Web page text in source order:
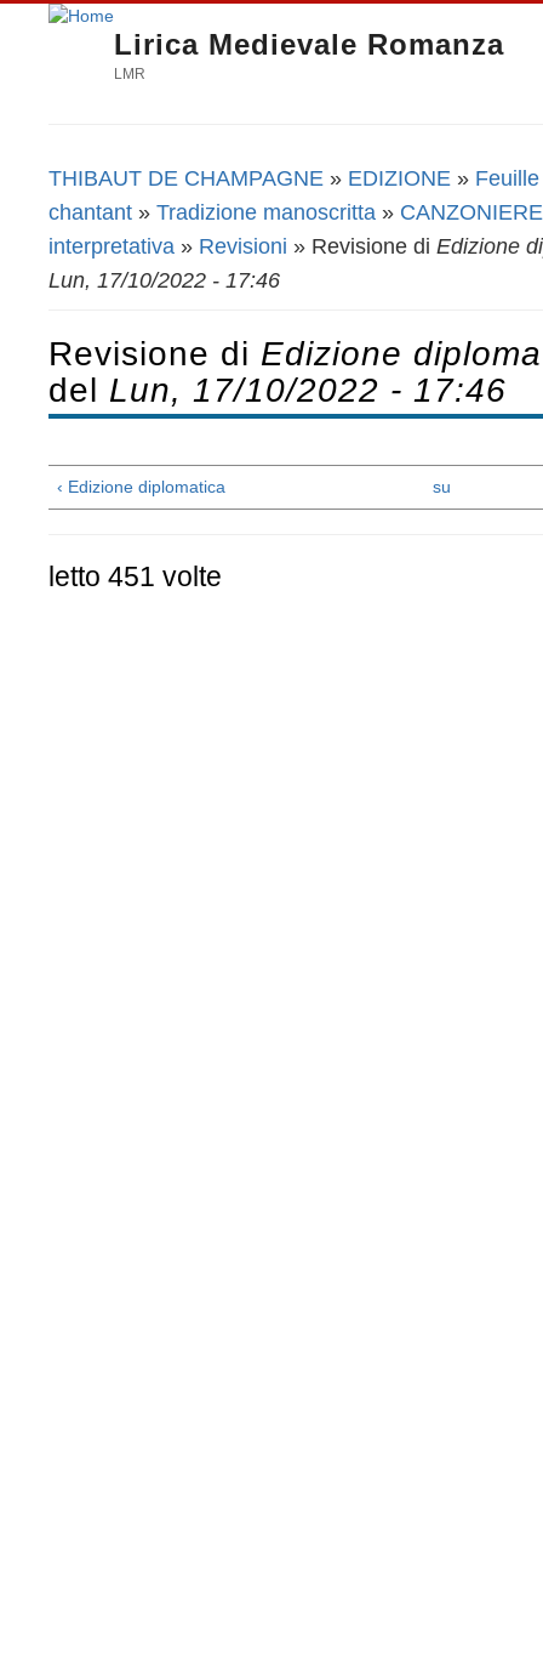
Lirica Medievale Romanza
LMR
Tu sei qui
THIBAUT DE CHAMPAGNE » EDIZIONE »
chantant » Tradizione manoscritta »
interpretativa » Revisioni » Revisione di Edizione
Lun, 17/10/2022 - 17:46
Revisione di Edizione
del Lun, 17/10/2022 - 17:46
‹ Edizione diplomatica su
letto 451 volte